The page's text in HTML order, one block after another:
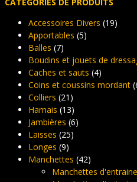
être
sur
la
du
produit
Accessoires Divers (19)
Apportables (5)
Balles (7)
Boudins et jouets de
Caches et sauts (4)
Coins et coussins mordant
Colliers (21)
Harnais (13)
Jambières (6)
Laisses (25)
Longes (9)
Manchettes (42)
Manchettes